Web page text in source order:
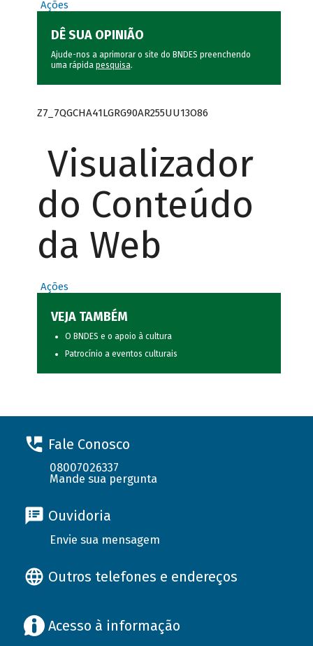
Ações
DÊ SUA OPINIÃO
Ajude-nos a aprimorar o site do BNDES preenchendo
uma rápida pesquisa.
Z7_7QGCHA41LGRG90AR255UU13O86
Visualizador
do Conteúdo
da Web
Ações
VEJA TAMBÉM
O BNDES e o apoio à cultura
Patrocínio a eventos culturais
Fale Conosco
08007026337
Mande sua pergunta
Ouvidoria
Envie sua mensagem
Outros telefones e endereços
Acesso à informação